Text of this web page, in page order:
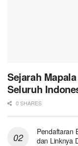
Sejarah
Seluruh
0 SHARES
Pendaftaran
dan Linknya